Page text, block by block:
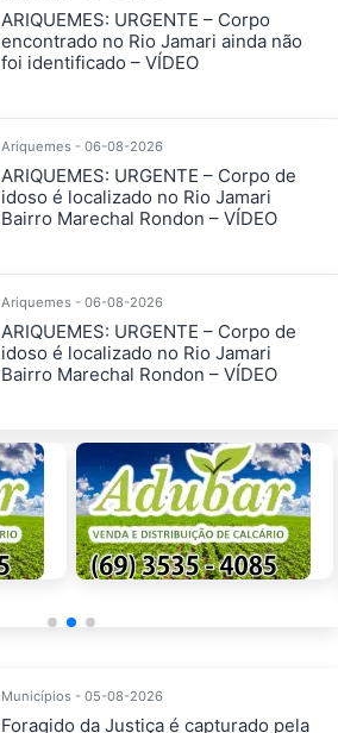
ARIQUEMES: URGENTE – Corpo
encontrado no Rio Jamari ainda não
foi identificado – VÍDEO
Ariquemes - 06-08-2026
ARIQUEMES: URGENTE – Corpo de
idoso é localizado no Rio Jamari
Bairro Marechal Rondon – VÍDEO
Ariquemes - 06-08-2026
ARIQUEMES: URGENTE – Corpo de
idoso é localizado no Rio Jamari
Bairro Marechal Rondon – VÍDEO
Municípios - 05-08-2026
Foragido da Justiça é capturado pela